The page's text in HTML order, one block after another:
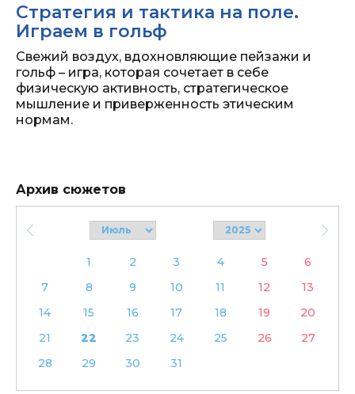
Стратегия и тактика на поле.
Играем в гольф
Свежий воздух, вдохновляющие пейзажи и
гольф – игра, которая сочетает в себе
физическую активность, стратегическое
мышление и приверженность этическим
нормам.
Архив сюжетов
1 2 3 4 5
6
7
8 9 10 11 12
13
14
15 16 17 18 19
20
21
22 23 24 25 26
27
28
29 30 31